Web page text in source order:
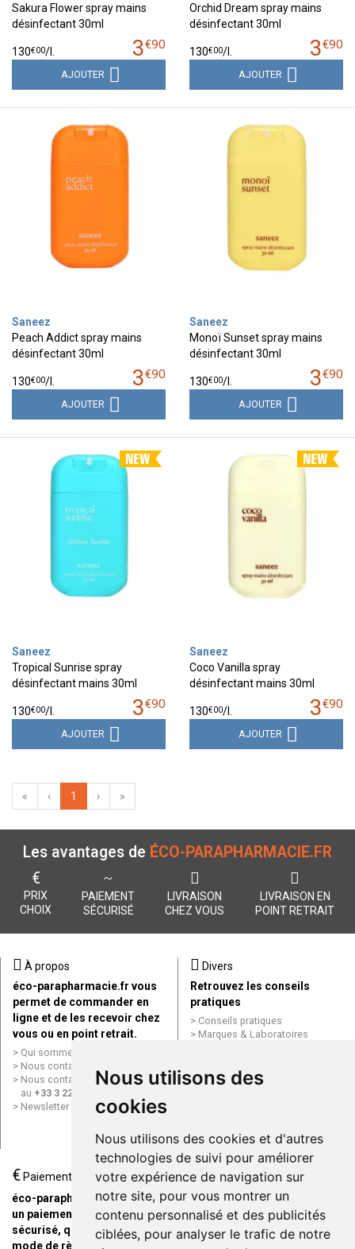
Nous utilisons des
cookies
Nous utilisons des cookies et d'autres
technologies de suivi pour améliorer
votre expérience de navigation sur
notre site, pour vous montrer un
contenu personnalisé et des publicités
ciblées, pour analyser le trafic de notre
Sakura Flower spray mains
désinfectant 30ml
3€90
130€00/
AJOUTER
Orchid Dream spray mains
désinfectant 30ml
3€90
130€00/
AJOUTER
Saneez
Peach Addict spray mains
désinfectant 30ml
3€90
130€00/
AJOUTER
Saneez
Monoï Sunset spray mains
désinfectant 30ml
3€90
130€00/
AJOUTER
Saneez
Tropical Sunrise spray
désinfectant mains 30ml
3€90
130€00/
AJOUTER
Saneez
Coco Vanilla spray
désinfectant mains 30ml
3€90
130€00/
AJOUTER
« ‹ 1 › »
Les avantages de ÉCO-PARAPHARMACIE.FR
€
PRIX
CHOIX
PAIEMENT
SÉCURISÉ
LIVRAISON
CHEZ VOUS
LIVRAISON EN
POINT RETRAIT
À propos
éco-parapharmacie.fr vous
permet de commander en
ligne et de les recevoir chez
vous ou en point retrait.
Qui sommes nous ?
Nous contacter par e-mail
Nous contacter par téléphone
au +33 3 22 71 64 10
Newsletter
Divers
Retrouvez les conseils
pratiques
Conseils pratiques
Marques & Laboratoires
Mentions légales
Données personnelles
ligne
€ Paiement
éco-parapharmacie.fr offre
un paiement entièrement
sécurisé, quel que soit le
mode de règlement
Livraison / Point retrait
Commandez en ligne et
recevez votre commande
rapidement chez vous ou en
point retrait